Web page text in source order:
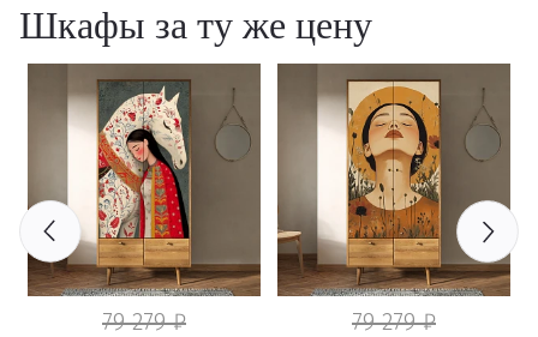
Шкафы за ту же цену
79 279 ₽ 79 279 ₽